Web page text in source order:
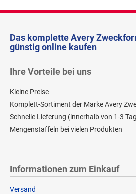
Das komplette Avery
günstig online kaufen
Ihre Vorteile bei uns
Kleine Preise
Komplett-Sortiment der Marke Avery
Schnelle Lieferung (innerhalb von 1-3
Mengenstaffeln bei vielen Produkten
Informationen zum Einkauf
Versand